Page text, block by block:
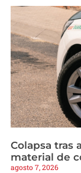
Colapsa tras
material de
agosto 7, 2026